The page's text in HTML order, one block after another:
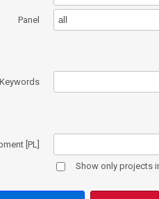
Panel all
Keywords
[PL]
Show only projects